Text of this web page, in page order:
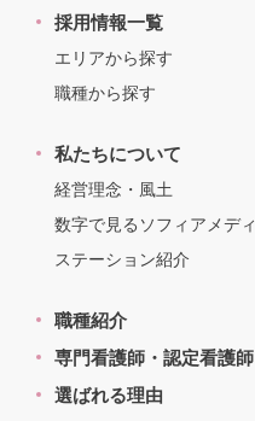
採用情報一覧
エリアから探す
職種から探す
私たちについて
経営理念・風土
数字で見るソフィアメディ
ステーション紹介
職種紹介
専門看護師・認定看護師
選ばれる理由